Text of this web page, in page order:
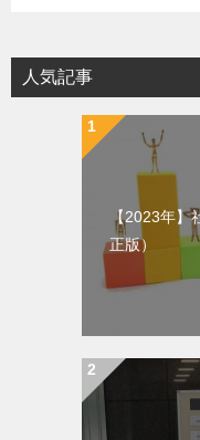
人気記事
【2023年】
正版）